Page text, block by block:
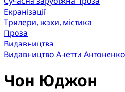
Екранізації
Трилери, жахи, містика
Проза
Видавництва
Видавництво Анетти Антоненко
Чон Юджон